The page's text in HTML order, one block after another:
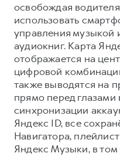
освобождая
использовать
управления музыкой
аудиокниг. Карта
отображается на
цифровой
также выводятся на
прямо перед глазами
синхронизации
Яндекс ID, все
Навигатора,
Яндекс Музыки, в том